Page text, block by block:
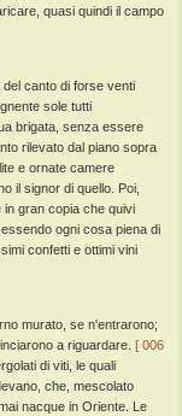
quasi quindi il campo
canto di forse venti
sole tutti
brigata, senza essere
rilevato dal piano sopra
e ornate camere
il signor di quello. Poi,
in gran copia che quivi
ogni cosa piena di
confetti e ottimi vini
murato, se n'entrarono;
a riguardare. [ 006
di viti, le quali
che, mescolato
nacque in Oriente. Le